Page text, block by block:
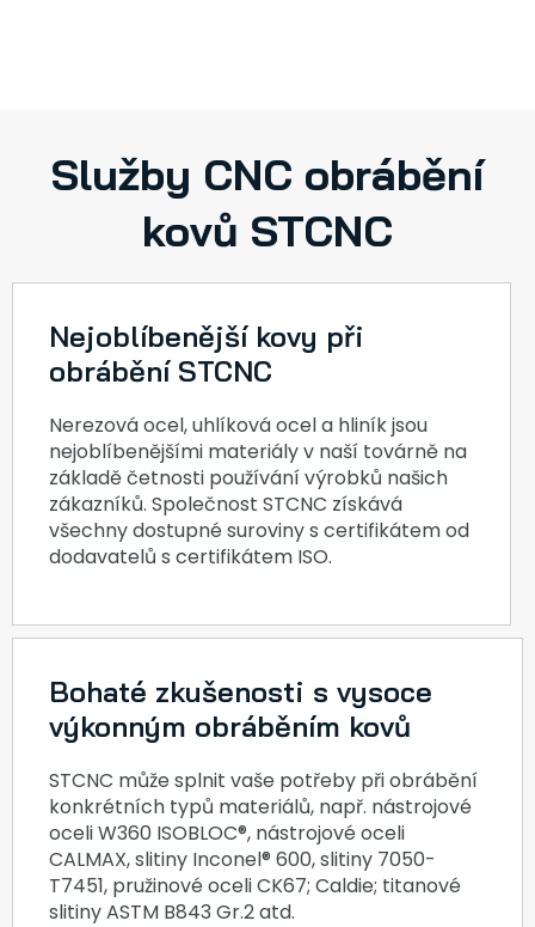
Služby CNC obrábění
kovů STCNC
Nejoblíbenější kovy při
obrábění STCNC
Nerezová ocel, uhlíková ocel a hliník jsou
nejoblíbenějšími materiály v naší továrně na
základě četnosti používání výrobků našich
zákazníků. Společnost STCNC získává
všechny dostupné suroviny s certifikátem od
dodavatelů s certifikátem ISO.
Bohaté zkušenosti s vysoce
výkonným obráběním kovů
STCNC může splnit vaše potřeby při obrábění
konkrétních typů materiálů, např. nástrojové
oceli W360 ISOBLOC®, nástrojové oceli
CALMAX, slitiny Inconel® 600, slitiny 7050-
T7451, pružinové oceli CK67; Caldie; titanové
slitiny ASTM B843 Gr.2 atd.